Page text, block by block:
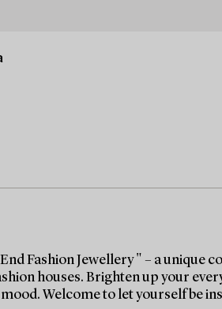
Fashion Jewellery " – a unique
houses. Brighten up your
Welcome to let yourself be